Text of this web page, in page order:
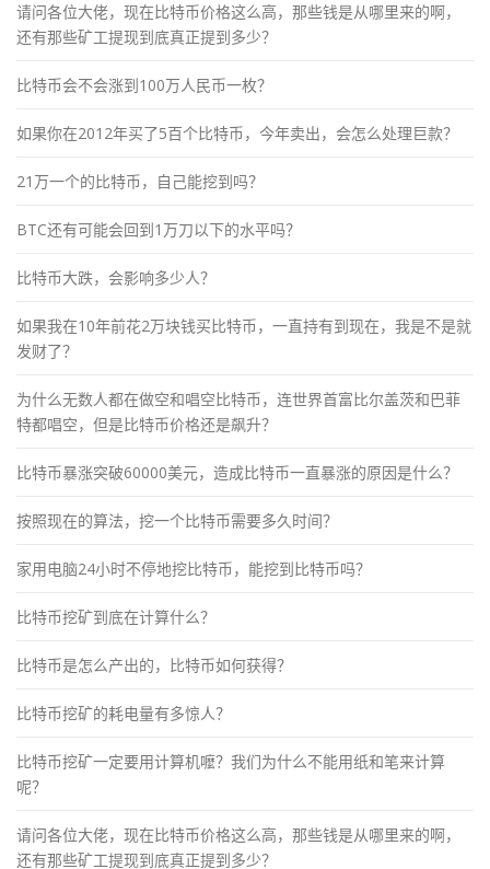
请问各位大佬，现在比特币价格这么高，那些钱是从哪里来的啊，
还有那些矿工提现到底真正提到多少？
比特币会不会涨到100万人民币一枚？
如果你在2012年买了5百个比特币，今年卖出，会怎么处理巨款？
21万一个的比特币，自己能挖到吗？
BTC还有可能会回到1万刀以下的水平吗？
比特币大跌，会影响多少人？
如果我在10年前花2万块钱买比特币，一直持有到现在，我是不是就
发财了？
为什么无数人都在做空和唱空比特币，连世界首富比尔盖茨和巴菲
特都唱空，但是比特币价格还是飙升？
比特币暴涨突破60000美元，造成比特币一直暴涨的原因是什么？
按照现在的算法，挖一个比特币需要多久时间？
家用电脑24小时不停地挖比特币，能挖到比特币吗？
比特币挖矿到底在计算什么？
比特币是怎么产出的，比特币如何获得？
比特币挖矿的耗电量有多惊人？
比特币挖矿一定要用计算机嚒？我们为什么不能用纸和笔来计算
呢？
请问各位大佬，现在比特币价格这么高，那些钱是从哪里来的啊，
还有那些矿工提现到底真正提到多少？